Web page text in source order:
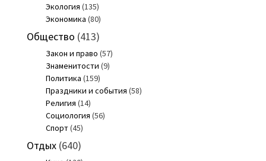
Экология (135)
Экономика (80)
Общество (413)
Закон и право (57)
Знаменитости (9)
Политика (159)
Праздники и события (58)
Религия (14)
Социология (56)
Спорт(45)
Отдых(640)